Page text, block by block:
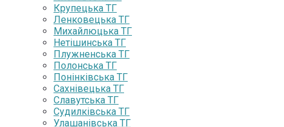
Крупецька ТГ
Ленковецька ТГ
Михайлюцька ТГ
Нетішинська ТГ
Плужненська ТГ
Полонська ТГ
Понінківська ТГ
Сахнівецька ТГ
Славутська ТГ
Судилківська ТГ
Улашанівська ТГ